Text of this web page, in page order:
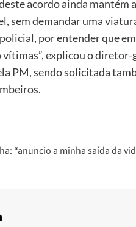
acordo ainda mantém
sem demandar uma
por entender que
vítimas”, explicou o
PM, sendo solicitada
“anuncio a minha saída da